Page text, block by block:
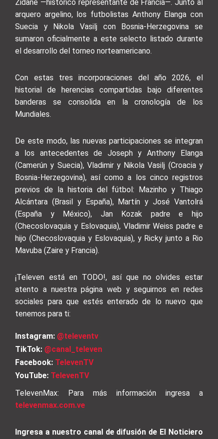
Zidane —histórico representante de Francia—. Junto al
arquero argelino, los futbolistas Anthony Elanga con
Suecia y Nikola Vasilj con Bosnia-Herzegovina se
sumaron oficialmente a este selecto listado durante
el desarrollo del torneo norteamericano.
Con estas tres incorporaciones del año 2026, el
historial de herencias compartidas bajo diferentes
banderas se consolida en la cronología de los
Mundiales.
De este modo, las nuevas participaciones se integran
a los antecedentes de Joseph y Anthony Elanga
(Camerún y Suecia), Vladimir y Nikola Vasilj (Croacia y
Bosnia-Herzegovina), así como a los cinco registros
previos de la historia del fútbol: Mazinho y Thiago
Alcántara (Brasil y España), Martín y José Vantolrá
(España y México), Jan Kozak padre e hijo
(Checoslovaquia y Eslovaquia), Vladimir Weiss padre e
hijo (Checoslovaquia y Eslovaquia), y Ricky junto a Rio
Mavuba (Zaire y Francia).
¡Televen está en TODO!, así que no olvides estar
atento a nuestra página web y seguirnos en redes
sociales para que estés enterado de lo nuevo que
tenemos para ti:
Instagram: @televentv
TikTok: @canal_televen
Facebook: TelevenTV
YouTube: TelevenTV
TelevenMax: Para más información ingresa a
televenmax.com.ve
Ingresa a nuestro canal de difusión de El Noticiero